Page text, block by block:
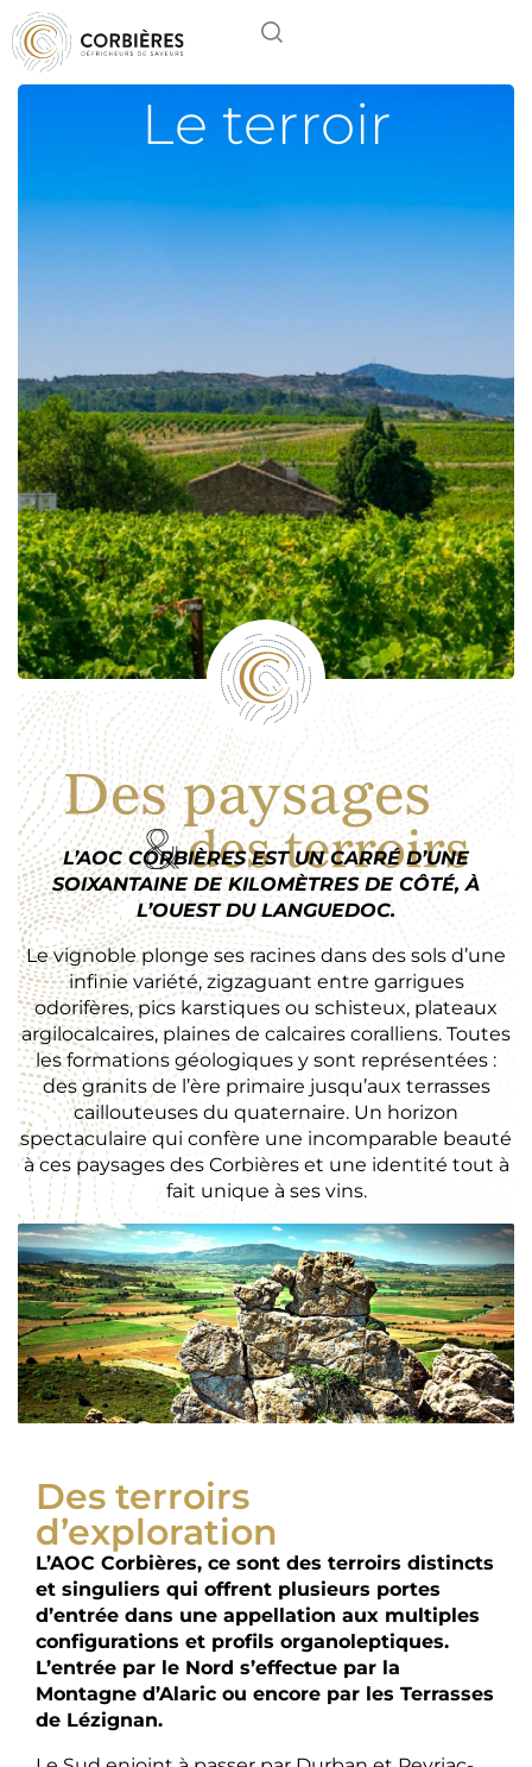
Le terroir
L’AOC CORBIÈRES EST UN CARRÉ D’UNE
SOIXANTAINE DE KILOMÈTRES DE CÔTÉ, À
L’OUEST DU LANGUEDOC.
Le vignoble plonge ses racines dans des sols d’une
infinie variété, zigzaguant entre garrigues
odorifères, pics karstiques ou schisteux, plateaux
argilocalcaires, plaines de calcaires coralliens. Toutes
les formations géologiques y sont représentées :
des granits de l’ère primaire jusqu’aux terrasses
caillouteuses du quaternaire. Un horizon
spectaculaire qui confère une incomparable beauté
à ces paysages des Corbières et une identité tout à
fait unique à ses vins.
Des terroirs
d’exploration
L’AOC Corbières, ce sont des terroirs distincts
et singuliers qui offrent plusieurs portes
d’entrée dans une appellation aux multiples
configurations et profils organoleptiques.
L’entrée par le Nord s’effectue par la
Montagne d’Alaric ou encore par les Terrasses
de Lézignan.